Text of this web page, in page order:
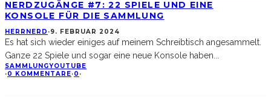
NERDZUGÄNGE #7: 22 SPIELE UND EINE
KONSOLE FÜR DIE SAMMLUNG
HERRNERD ·9. FEBRUAR 2024
Es hat sich wieder einiges auf meinem Schreibtisch angesammelt.
Ganze 22 Spiele und sogar eine neue Konsole haben...
SAMMLUNGYOUTUBE
·0 KOMMENTARE·0 ·